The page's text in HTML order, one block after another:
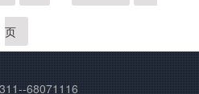
页
68071116